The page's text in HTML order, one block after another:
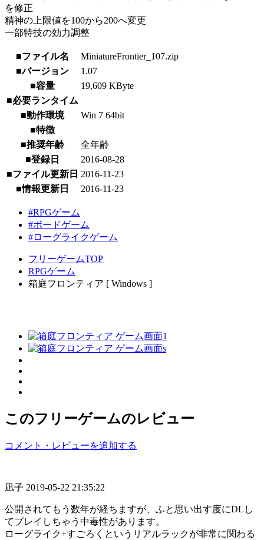
を修正
精神の上限値を100から200へ変更
一部特技の効力調整
■ファイル名
MiniatureFrontier_107.zip
■バージョン
1.07
■容量
19,609 KByte
■必要ランタイム
■動作環境
Win 7 64bit
■特徴
■推奨年齢
全年齢
■登録日
2016-08-28
■ファイル更新日 2016-11-23
■情報更新日
2016-11-23
#RPGゲーム
#ボードゲーム
#ローグライクゲーム
フリーゲームTOP
RPGゲーム
箱庭フロンティア [ Windows ]
このフリーゲームのレビュー
コメント・レビューを追加する
凪子 2019-05-22 21:35:22
公開されてもう数年が経ちますが、ふと思い出す度にDLし
てプレイしちゃう中毒性があります。
ローグライク+すごろくというリアルラックが非常に関わる